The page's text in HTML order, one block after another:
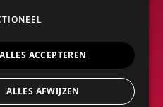
ALLES ACCEPTEREN
ALLES AFWIJZEN